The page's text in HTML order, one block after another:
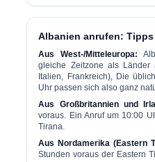
Albanien anrufen:
Aus West-/Mitteleuropa:
gleiche Zeitzone als Länder
Italien, Frankreich), Die
Uhr passen sich also ganz
Aus Großbritannien und
voraus. Ein Anruf um 10:00
Tirana.
Aus Nordamerika (Eastern
Stunden voraus der Eastern